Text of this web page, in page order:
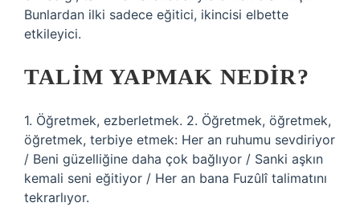
Bunlardan ilki sadece eğitici, ikincisi elbette
etkileyici.
TALIM YAPMAK NEDIR?
1. Öğretmek, ezberletmek. 2. Öğretmek, öğretmek,
öğretmek, terbiye etmek: Her an ruhumu sevdiriyor
/ Beni güzelliğine daha çok bağlıyor / Sanki aşkın
kemali seni eğitiyor / Her an bana Fuzûlî talimatını
tekrarlıyor.